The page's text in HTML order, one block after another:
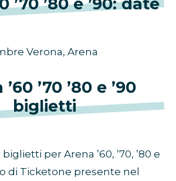
’70 ’80 e ’90: date
Verona, Arena
’70 ’80 e ’90
biglietti
per Arena ’60, ’70, ’80 e
di Ticketone presente nel